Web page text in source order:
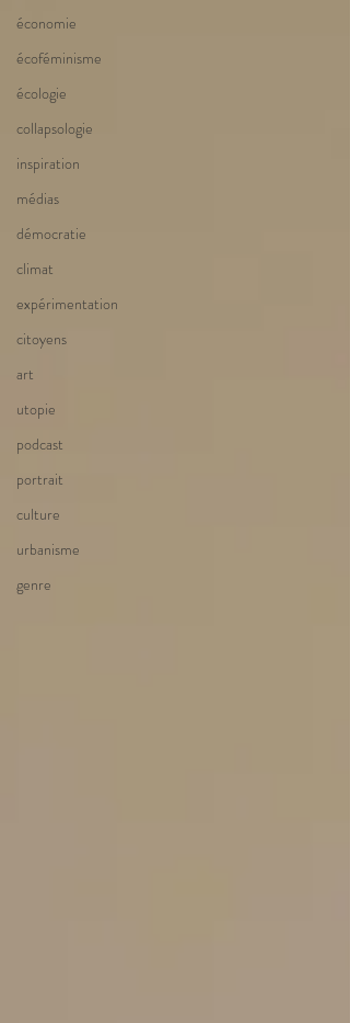
économie
écoféminisme
écologie
collapsologie
inspiration
médias
démocratie
climat
expérimentation
citoyens
art
utopie
podcast
portrait
culture
urbanisme
genre